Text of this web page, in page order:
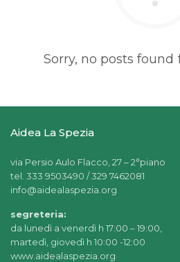
Sorry, no posts found
Aidea La Spezia
via Persio Aulo Flacco, 27 – 2°piano
tel. 333 9503490 / 329 7462081
info@aidealaspezia.org
segreteria:
da lunedì a venerdì h 17:00 – 19:00,
martedì, giovedì h 10:00 -12:00
www.aidealaspezia.org